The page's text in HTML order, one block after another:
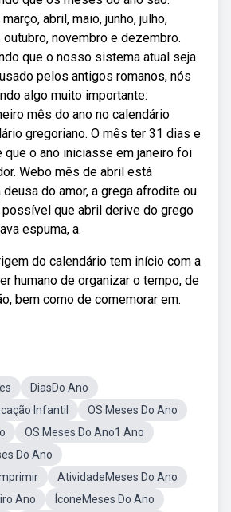
abril, maio, junho, julho,
novembro e dezembro.
que o nosso sistema atual seja
pelos antigos romanos, nós
algo muito importante:
mês do ano no calendário
gregoriano. O mês ter 31 dias e
que o ano iniciasse em janeiro foi
Webo mês de abril está
do amor, a grega afrodite ou
possível que abril derive do grego
espuma, a.
do calendário tem início com a
humano de organizar o tempo, de
bem como de comemorar em.
DiasDo Ano
Infantil
OS Meses Do Ano
OS Meses Do Ano1 Ano
Do Ano
AtividadeMeses Do Ano
Ano
ÍconeMeses Do Ano